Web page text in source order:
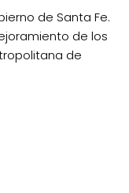
de Santa Fe.
de los
de